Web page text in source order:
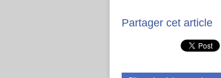
Partager cet article